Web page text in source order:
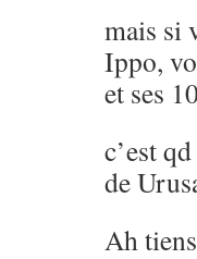
mais si
Ippo,
et ses
c’est
de
Ah